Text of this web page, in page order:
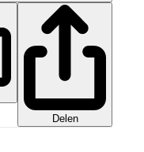
Delen